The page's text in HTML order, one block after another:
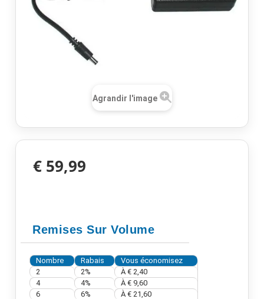
Agrandir l'image
€ 59,99
Remises Sur Volume
Nombre Rabais
Vous économisez
2
2% À € 2,40
4
4% À € 9,60
6
6% À € 21,60